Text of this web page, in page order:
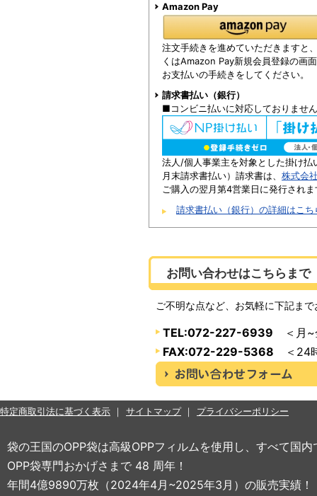
Amazon Pay
注文手続きを進めていただきますと
くはAmazon Pay新規会員登録の画
お支払いの手続きをしてください。
請求書払い（銀行）
■コンビニ払いに対応しておりませ
法人/個人事業主を対象とした掛け
月末請求書払い）請求書は、 株式会
ご購入の翌月第4営業日に発行され
請求書払い（銀行）の詳細はこち
お問い合わせはこちらまで
ご不明な点など、お気軽に下記ま
TEL:072-227-6939 ＜月~
FAX:072-229-5368 ＜24
特定商取引法に基づく表示 サイトマップ プライバシーポリシー
袋の王国のOPP袋は高級OPPフィルムを使用し、すべて国
OPP袋専門おかげさまで 48 周年！
年間4億9890万枚（2024年4月~2025年3月）の販売実績！